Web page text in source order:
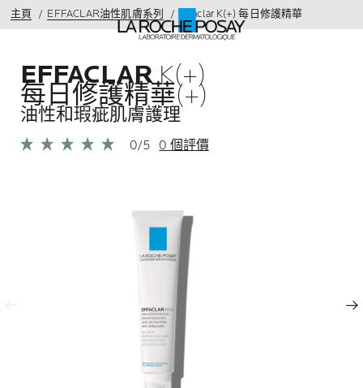
主頁 EFFACLAR油性肌膚系列 Effaclar K(+) 每日修護精華
EFFACLARK(+)
每日修護精華(+)
油性和瑕疵肌膚護理
0/5 0 個評價
下一頁